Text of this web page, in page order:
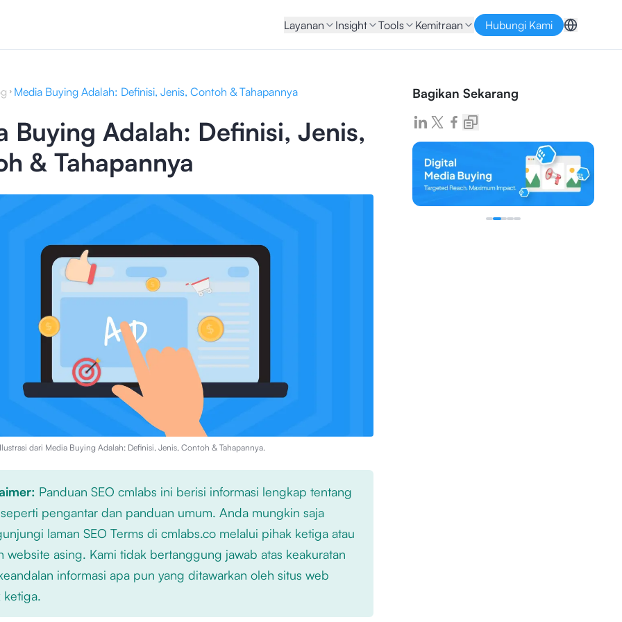
Layanan Insight Tools Kemitraan Hubungi Kami
Media Buying Adalah: Definisi, Jenis, Contoh & Tahapannya
Buying Adalah: Definisi, Jenis,
& Tahapannya
dari Media Buying Adalah: Definisi, Jenis, Contoh & Tahapannya.
Panduan SEO cmlabs ini berisi informasi lengkap tentang
seperti pengantar dan panduan umum. Anda mungkin saja
laman SEO Terms di cmlabs.co melalui pihak ketiga atau
website asing. Kami tidak bertanggung jawab atas keakuratan
informasi apa pun yang ditawarkan oleh situs web
ketiga.
Bagikan Sekarang